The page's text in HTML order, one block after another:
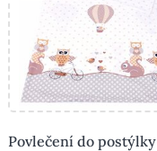
Povlečení do postýlky